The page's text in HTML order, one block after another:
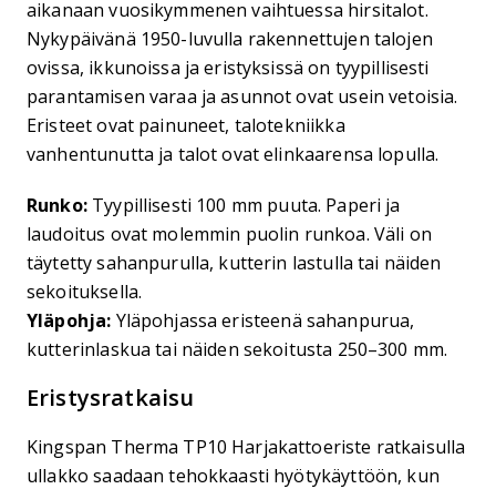
aikanaan vuosikymmenen vaihtuessa hirsitalot.
Nykypäivänä 1950-luvulla rakennettujen talojen
ovissa, ikkunoissa ja eristyksissä on tyypillisesti
parantamisen varaa ja asunnot ovat usein vetoisia.
Eristeet ovat painuneet, talotekniikka
vanhentunutta ja talot ovat elinkaarensa lopulla.
Runko:Tyypillisesti 100 mm puuta. Paperi ja
laudoitus ovat molemmin puolin runkoa. Väli on
täytetty sahanpurulla, kutterin lastulla tai näiden
sekoituksella.
Yläpohja: Yläpohjassa eristeenä sahanpurua,
kutterinlaskua tai näiden sekoitusta 250–300 mm.
Eristysratkaisu
Kingspan Therma TP10 Harjakattoeriste ratkaisulla
ullakko saadaan tehokkaasti hyötykäyttöön, kun